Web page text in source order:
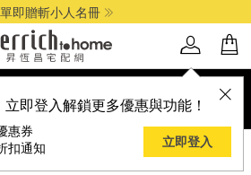
即贈斬小人名冊
立即登入解鎖更多優惠與功能！
惠券
扣通知
立即登入
老楊